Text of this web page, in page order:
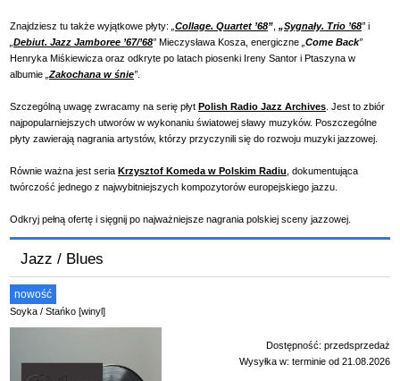
Znajdziesz tu także wyjątkowe płyty: Collage. Quartet ’68” „Sygnały. Trio ’68” i
Debiut. Jazz Jamboree ’67/’68” Mieczysława Kosza, energiczne Come Back”
Henryka Miśkiewicza oraz odkryte po latach piosenki Ireny Santor i Ptaszyna w
albumie Zakochana w śnie”
Szczególną uwagę zwracamy na serię płyt Polish Radio Jazz Archives . Jest to zbiór
najpopularniejszych utworów w wykonaniu światowej sławy muzyków. Poszczególne
płyty zawierają nagrania artystów, którzy przyczynili się do rozwoju muzyki jazzowej.
Równie ważna jest seria Krzysztof Komeda w Polskim Radiu , dokumentująca
twórczość jednego z najwybitniejszych kompozytorów europejskiego jazzu.
Odkryj pełną ofertę i sięgnij po najważniejsze nagrania polskiej sceny jazzowej.
Jazz / Blues
Soyka / Stańko [winyl]
Dostępność: przedsprzedaż
Wysyłka w: terminie od 21.08.2026
nowość